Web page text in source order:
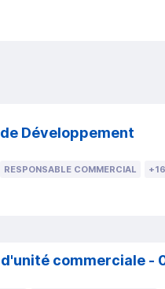
Développement
RESPONSABLE COMMERCIAL
commerciale -